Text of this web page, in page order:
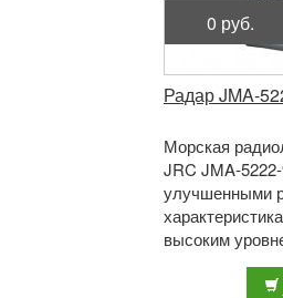
0 руб.
Радар JMA-
Морская
JRC JMA-
улучшенными
высоким
и скорости
больших дис ...